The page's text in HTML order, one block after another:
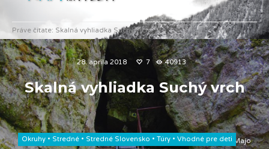
Práve čítate: Skalná vyhliadka Suchý vrch
28. apríla 2018 7 40913
Majo
Skalná vyhliadka Suchý vrch
Okruhy • Stredné • Stredné Slovensko • Túry • Vhodné pre deti